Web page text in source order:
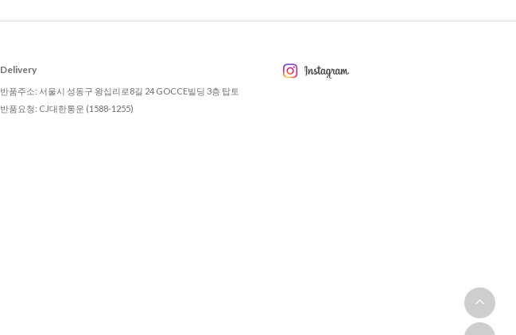
Delivery
반품주소: 서울시 성동구 왕십리로8길 24 GOCCE빌딩 3층 탑토
반품요청: CJ대한통운 (1588-1255)